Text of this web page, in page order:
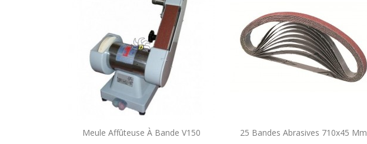
Meule Affûteuse À Bande V150
Aperçu rapide 25 Bandes Abrasives 710x45 Mm
 Aperçu rapide